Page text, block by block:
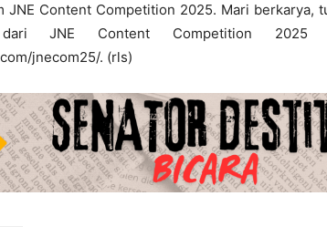
JNE Content Competition 2025. Mari berkarya,
JNE Content Competition 2025
jnecom25/. (rls)